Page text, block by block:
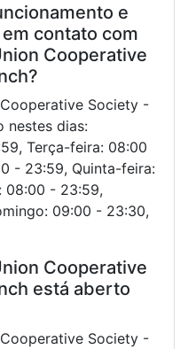
e
contato com
Cooperative
Society -
nestes dias:
Terça-feira: 08:00
- 23:59, Quinta-feira:
08:00 - 23:59,
09:00 - 23:30,
Cooperative
está aberto
Society -